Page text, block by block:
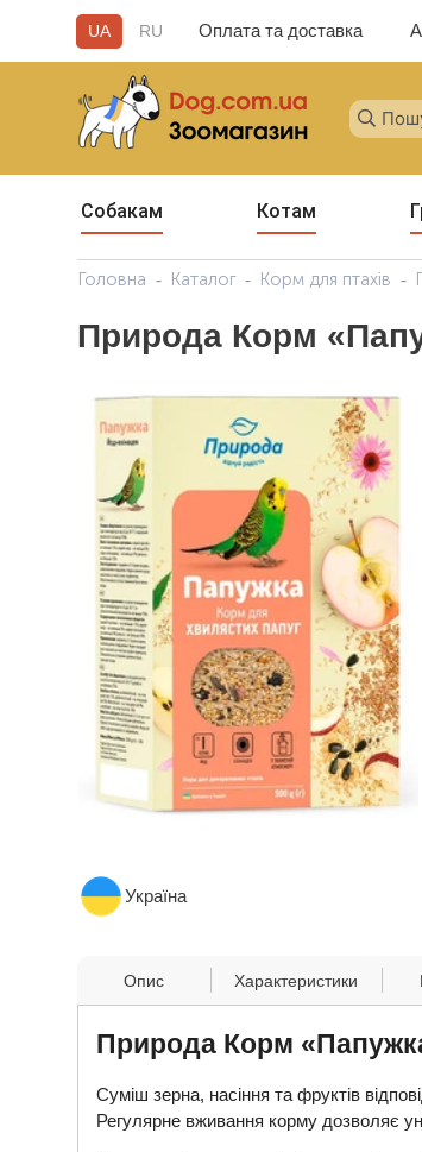
UA RU Оплата та доставка
Собакам Котам
Головна Каталог Корм для птахів
Природа Корм
Україна
Опис Характеристики
Природа Корм
Суміш зерна, насіння та фруктів
Регулярне вживання корму дозволяє